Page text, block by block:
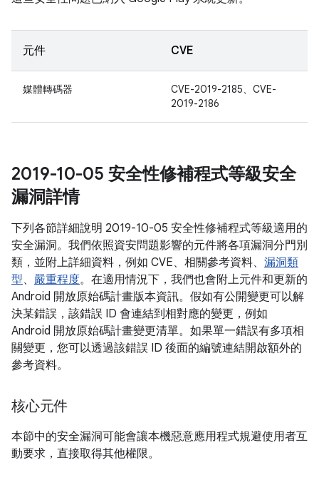
元件 CVE
媒體轉碼器
CVE-2019-2185、CVE-
2019-2186
2019-10-05 安全性修補程式等級安全
漏洞詳情
下列各節詳細說明 2019-10-05 安全性修補程式等級適用的
安全漏洞。我們依照資安問題影響的元件將各項漏洞分門別
類，並附上詳細資料，例如 CVE、相關參考資料、 漏洞類
型、 嚴重程度。在適用情況下，我們也會附上元件和更新的
Android 開放原始碼計畫版本資訊。假如有公開變更可以解
決某錯誤，該錯誤 ID 會連結到相對應的變更，例如
Android 開放原始碼計畫變更清單。如果單一錯誤有多項相
關變更，您可以透過該錯誤 ID 後面的編號連結開啟額外的
參考資料。
核心元件
本節中的安全漏洞可能會讓本機惡意應用程式規避使用者互
動要求，直接取得其他權限。